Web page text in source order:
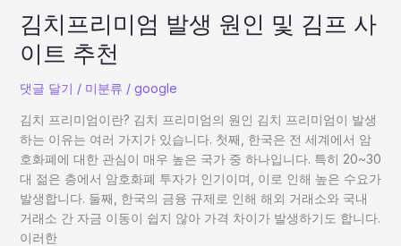
가
요?
김치프리미엄 발생 원인 및 김프 사
이트 추천
댓글 달기 / 미분류 / google
김치 프리미엄이란? 김치 프리미엄의 원인 김치 프리미엄이 발생
하는 이유는 여러 가지가 있습니다. 첫째, 한국은 전 세계에서 암
호화폐에 대한 관심이 매우 높은 국가 중 하나입니다. 특히 20~30
대 젊은 층에서 암호화폐 투자가 인기이며, 이로 인해 높은 수요가
발생합니다. 둘째, 한국의 금융 규제로 인해 해외 거래소와 국내
거래소 간 자금 이동이 쉽지 않아 가격 차이가 발생하기도 합니다.
이러한
김
치
프
미
엄
발
생
원
인
및
김